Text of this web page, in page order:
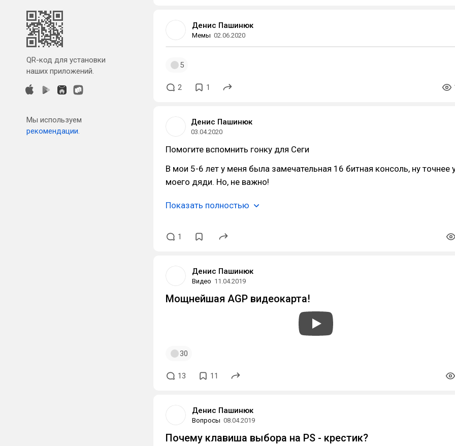
QR-код для установки
наших приложений.
Мы используем
рекомендации.
Денис Пашинюк
Мемы 02.06.2020
5
2 1
Денис Пашинюк
03.04.2020
Помогите вспомнить гонку для Сеги
В мои 5-6 лет у меня была замечательная 16 битная консоль, ну точнее
моего дяди. Но, не важно!
Показать полностью
1
Денис Пашинюк
Видео 11.04.2019
Мощнейшая AGP видеокарта!
30
13 11
Денис Пашинюк
Вопросы 08.04.2019
Почему клавиша выбора на PS - крестик?